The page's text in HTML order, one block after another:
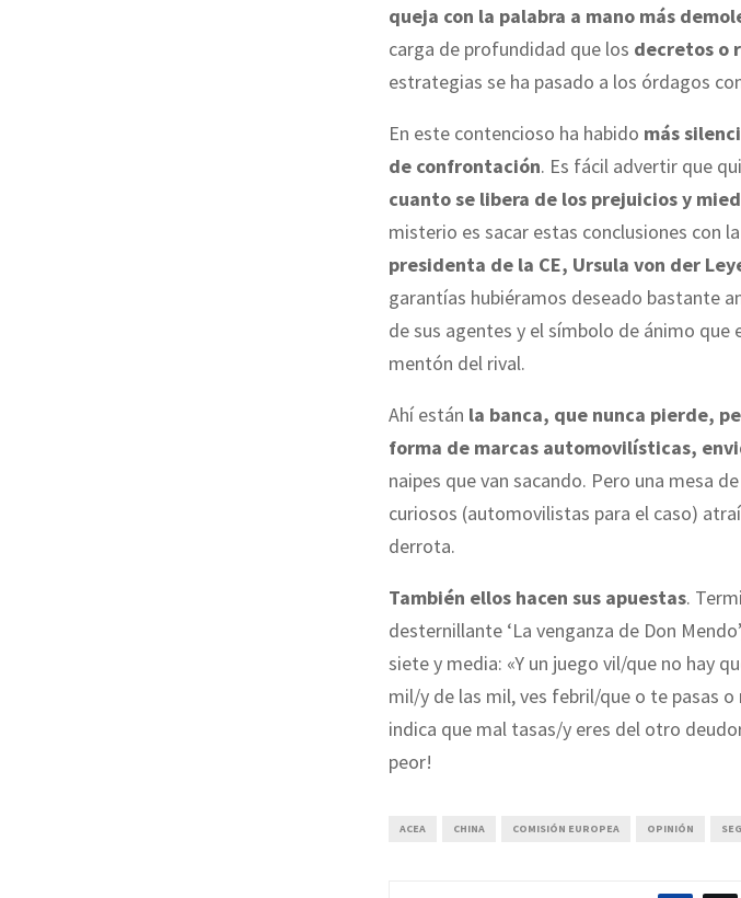
queja con la palabra a mano más
carga de profundidad que los decretos o
estrategias se ha pasado a los órdagos
En este contencioso ha habido más
de confrontación. Es fácil advertir que
cuanto se libera de los prejuicios y
misterio es sacar estas conclusiones con
presidenta de la CE, Ursula von der
garantías hubiéramos deseado bastante
de sus agentes y el símbolo de ánimo
mentón del rival.
Ahí están la banca, que nunca pierde,
forma de marcas automovilísticas,
naipes que van sacando. Pero una mesa
curiosos (automovilistas para el caso)
derrota.
También ellos hacen sus apuestas.
desternillante ‘La venganza de Don
siete y media: «Y un juego vil/que no hay
mil/y de las mil, ves febril/que o te pasas
indica que mal tasas/y eres del otro
peor!
ACEA CHINA COMISIÓN EUROPEA OPINIÓN